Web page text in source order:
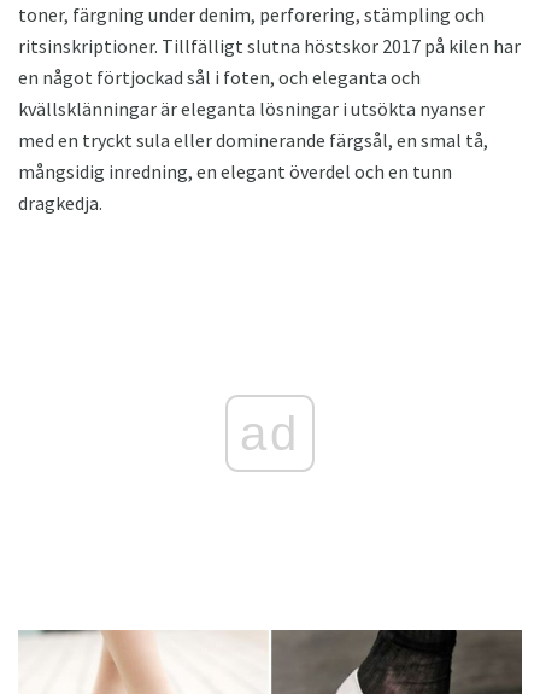
toner, färgning under denim, perforering, stämpling och
ritsinskriptioner. Tillfälligt slutna höstskor 2017 på kilen har
en något förtjockad sål i foten, och eleganta och
kvällsklänningar är eleganta lösningar i utsökta nyanser
med en tryckt sula eller dominerande färgsål, en smal tå,
mångsidig inredning, en elegant överdel och en tunn
dragkedja.
ad